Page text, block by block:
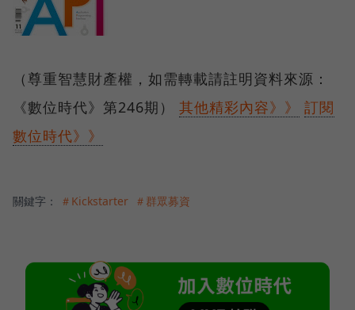
（尊重智慧財產權，如需轉載請註明資料來源：
《數位時代》第246期） 其他精彩內容》》
訂閱
數位時代》》
關鍵字： ＃Kickstarter ＃群眾募資